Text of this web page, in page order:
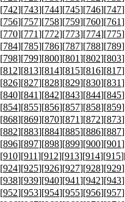
[742][743][744][745][746][747
[756][757][758][759][760][761
[770][771][772][773][774][775
[784][785][786][787][788][789
[798][799][800][801][802][803
[812][813][814][815][816][817
[826][827][828][829][830][831
[840][841][842][843][844][845
[854][855][856][857][858][859
[868][869][870][871][872][873
[882][883][884][885][886][887
[896][897][898][899][900][901
[910][911][912][913][914][915
[924][925][926][927][928][929
[938][939][940][941][942][943
[952][953][954][955][956][957